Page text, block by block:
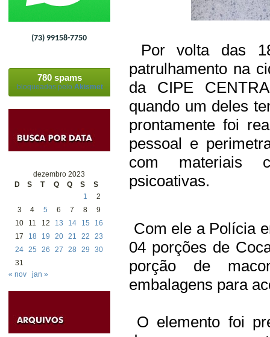
(73) 99158-7750
780 spams
bloqueados pelo Akismet
dezembro 2023
D
S T Q Q S
S
1
2
3
4 5 6 7 8
9
10
11 12 13 14 15
16
17
18 19 20 21 22
23
24 25 26 27 28 29
30
31
« nov
jan »
Por volta das
patrulhamento na
da CIPE
quando um deles
prontamente foi
pessoal e
com materiais
psicoativas.
Com ele a Polícia
04 porções de
porção de
embalagens para
O elemento foi